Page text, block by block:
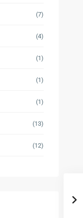
(7)
(4)
(1)
(1)
(1)
(13)
(12)